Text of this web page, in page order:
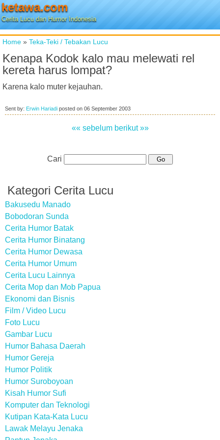
ketawa.com
Cerita Lucu dan Humor Indonesia
Home » Teka-Teki / Tebakan Lucu
Kenapa Kodok kalo mau melewati rel
kereta harus lompat?
Karena kalo muter kejauhan.
Sent by: Erwin Hariadi posted on 06 September 2003
«« sebelum berikut »»
Cari
Kategori Cerita Lucu
Bakusedu Manado
Bobodoran Sunda
Cerita Humor Batak
Cerita Humor Binatang
Cerita Humor Dewasa
Cerita Humor Umum
Cerita Lucu Lainnya
Cerita Mop dan Mob Papua
Ekonomi dan Bisnis
Film / Video Lucu
Foto Lucu
Gambar Lucu
Humor Bahasa Daerah
Humor Gereja
Humor Politik
Humor Suroboyoan
Kisah Humor Sufi
Komputer dan Teknologi
Kutipan Kata-Kata Lucu
Lawak Melayu Jenaka